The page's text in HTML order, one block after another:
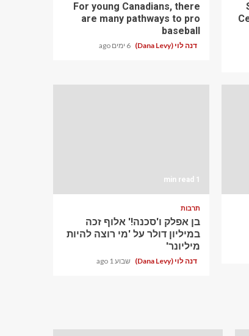
For young Canadians, there
are many pathways to pro
baseball
דנה לוי (Dana Levy) 6 ימים ago
1 min read
תרבות
בן אפלק ו'סכנה!' אלוף זכה
במיליון דולר על 'מי רוצה להיות
מיליונר'
דנה לוי (Dana Levy) שבוע 1 ago